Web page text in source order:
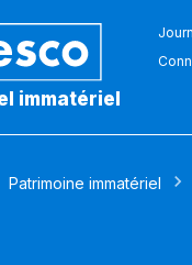
immatériel
Patrimoine immatériel